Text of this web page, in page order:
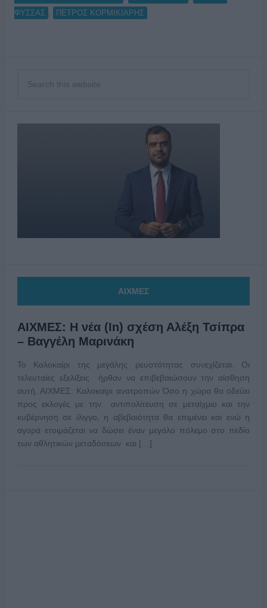
ΦΥΣΣΑΣ
ΠΕΤΡΟΣ ΚΟΡΜΙΚΙΑΡΗΣ
ΑΙΧΜΕΣ
ΑΙΧΜΕΣ: Η νέα (In) σχέση Αλέξη Τσίπρα
– Βαγγέλη Μαρινάκη
Το Καλοκαίρι της μεγάλης ρευστότητας συνεχίζεται. Οι
τελευταίες εξελίξεις ήρθαν να επιβεβαιώσουν την αίσθηση
αυτή. ΑΙΧΜΕΣ: Καλοκαίρι ανατροπών Όσο η χώρα θα οδεύει
προς εκλογές με την αντιπολίτευση σε μεταίχμιο και την
κυβέρνηση σε ίλιγγο, η αβεβαιότητα θα επιμένει και ενώ η
αγορά ετοιμάζεται να δώσει έναν μεγάλο πόλεμο στο πεδίο
των αθλητικών μεταδόσεων και […]